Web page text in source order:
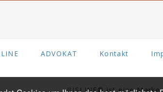
ADVOKAT Kontakt
JUSLINE® ist eine